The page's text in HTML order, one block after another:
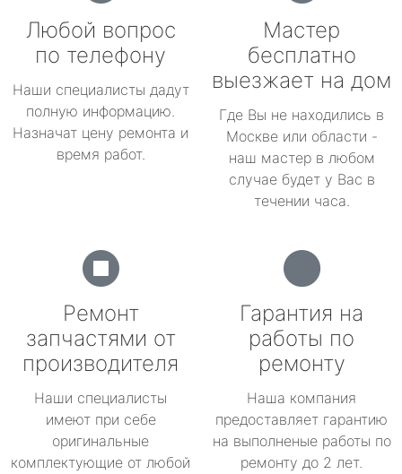
Любой вопрос
по телефону
Наши специалисты дадут
полную информацию.
Назначат цену ремонта и
время работ.
Мастер
бесплатно
выезжает на дом
Где Вы не находились в
Москве или области -
наш мастер в любом
случае будет у Вас в
течении часа.
Ремонт
запчастями от
производителя
Наши специалисты
имеют при себе
оригинальные
комплектующие от любой
Гарантия на
работы по
ремонту
Наша компания
предоставляет гарантию
на выполненые работы по
ремонту до 2 лет.